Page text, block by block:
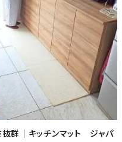
群｜キッチンマット ジャパ